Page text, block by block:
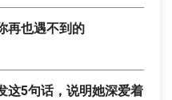
再也遇不到的
这5句话，说明她深爱着